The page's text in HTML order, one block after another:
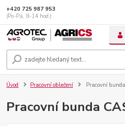
+420 725 987 953
(Po-Pá, 8-14 hod.)
Úvod Pracovní oblečení Pracovní
Pracovní bunda